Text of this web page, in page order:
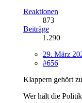
Reaktionen
873
Beiträge
1.290
29. März
#656
Klappern gehört
Wer hält die